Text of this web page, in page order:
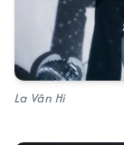
La Vân Hi